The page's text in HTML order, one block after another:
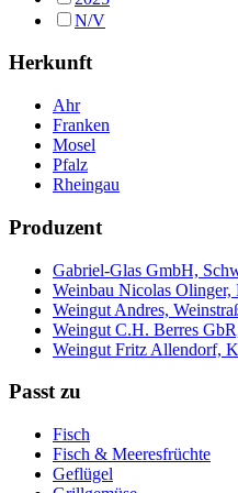
N/V
Herkunft
Ahr
Franken
Mosel
Pfalz
Rheingau
Produzent
Gabriel-Glas GmbH,
Weinbau Nicolas Olinger,
Weingut Andres,
Weingut C.H. Berres
Weingut Fritz Allendorf,
Passt zu
Fisch
Fisch & Meeresfrüchte
Geflügel